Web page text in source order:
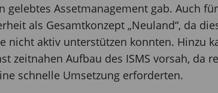
gelebtes Assetmanagement gab. Auch
als Gesamtkonzept „Neuland“, da
nicht aktiv unterstützen konnten. Hinzu
zeitnahen Aufbau des ISMS vorsah, da
schnelle Umsetzung erforderten.